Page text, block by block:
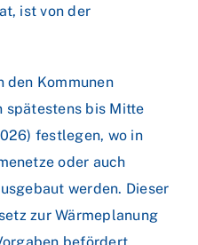
ist von der
den Kommunen
spätestens bis Mitte
festlegen, wo in
oder auch
werden. Dieser
zur Wärmeplanung